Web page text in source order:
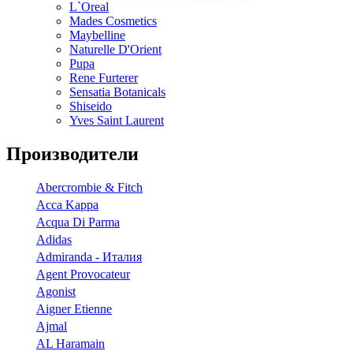
L`Oreal
Mades Cosmetics
Maybelline
Naturelle D'Orient
Pupa
Rene Furterer
Sensatia Botanicals
Shiseido
Yves Saint Laurent
Производители
Abercrombie & Fitch
Acca Kappa
Acqua Di Parma
Adidas
Admiranda - Италия
Agent Provocateur
Agonist
Aigner Etienne
Ajmal
AL Haramain